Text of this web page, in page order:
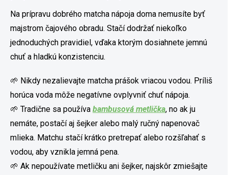
Na prípravu dobrého matcha nápoja doma nemusíte byť
majstrom čajového obradu. Stačí dodržať niekoľko
jednoduchých pravidiel, vďaka ktorým dosiahnete jemnú
chuť a hladkú konzistenciu.
🌱 Nikdy nezalievajte matcha prášok vriacou vodou. Príliš
horúca voda môže negatívne ovplyvniť chuť nápoja.
🌱 Tradične sa používa bambusová metlička, no ak ju
nemáte, postačí aj šejker alebo malý ručný napenovač
mlieka. Matchu stačí krátko pretrepať alebo rozšľahať s
vodou, aby vznikla jemná pena.
🌱 Ak nepoužívate metličku ani šejker, najskôr zmiešajte